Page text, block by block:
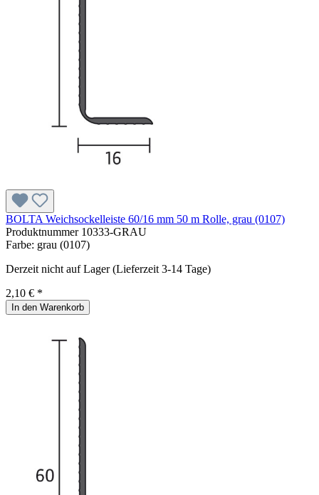
BOLTA Weichsockelleiste 60/16 mm 50 m Rolle, grau (0107)
Produktnummer 10333-GRAU
Farbe: grau (0107)
Derzeit nicht auf Lager (Lieferzeit 3-14 Tage)
2,10 € *
In den Warenkorb